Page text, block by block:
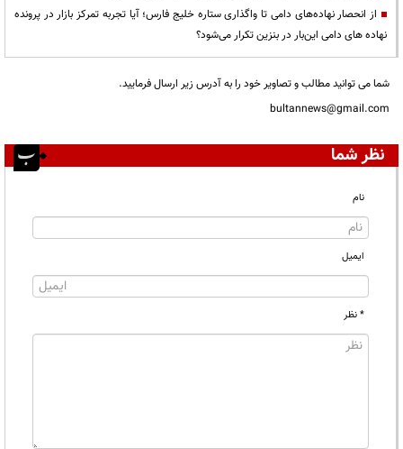
از انحصار نهاده‌های دامی تا واگذاری ستاره خلیج فارس؛ آیا تجربه تمرکز بازار در پرونده
نهاده های دامی این‌بار در بنزین تکرار می‌شود؟
شما می توانید مطالب و تصاویر خود را به آدرس زیر ارسال فرمایید.
bultannews@gmail.com
نظر شما
نام
ایمیل
* نظر